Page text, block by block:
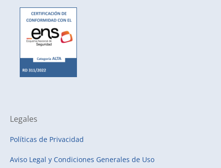
Legales
Políticas de Privacidad
Aviso Legal y Condiciones Generales de Uso